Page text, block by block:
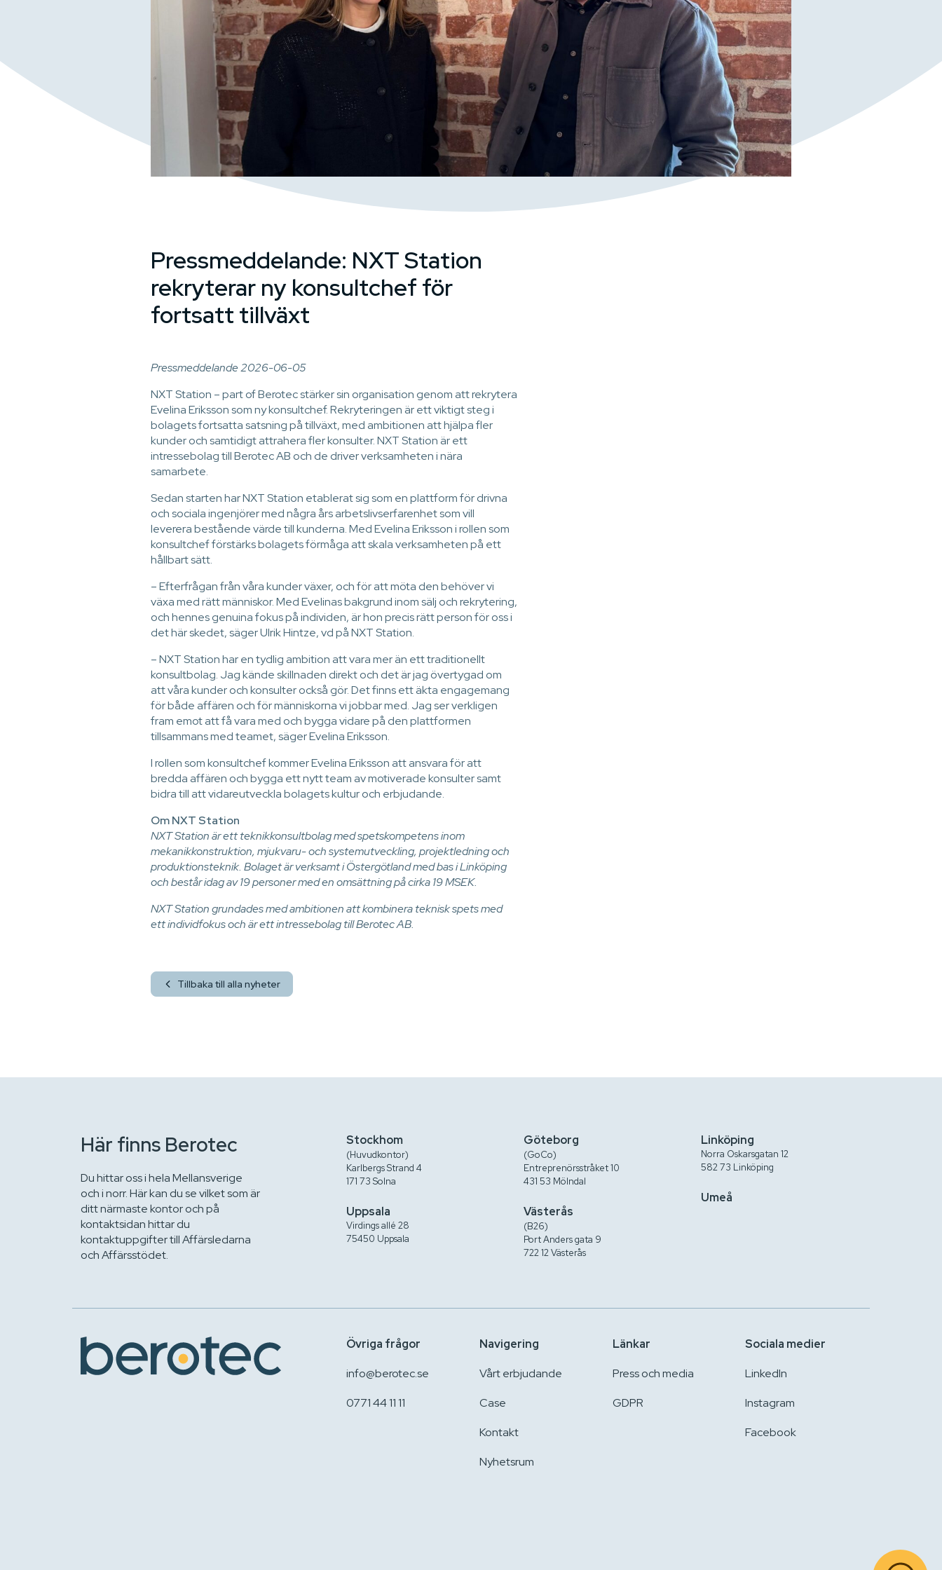
Pressmeddelande: NXT Station
rekryterar ny konsultchef för
fortsatt tillväxt
Pressmeddelande 2026-06-05
NXT Station – part of Berotec stärker sin organisation genom att rekrytera
Evelina Eriksson som ny konsultchef. Rekryteringen är ett viktigt steg i
bolagets fortsatta satsning på tillväxt, med ambitionen att hjälpa fler
kunder och samtidigt attrahera fler konsulter. NXT Station är ett
intressebolag till Berotec AB och de driver verksamheten i nära
samarbete.
Sedan starten har NXT Station etablerat sig som en plattform för drivna
och sociala ingenjörer med några års arbetslivserfarenhet som vill
leverera bestående värde till kunderna. Med Evelina Eriksson i rollen som
konsultchef förstärks bolagets förmåga att skala verksamheten på ett
hållbart sätt.
– Efterfrågan från våra kunder växer, och för att möta den behöver vi
växa med rätt människor. Med Evelinas bakgrund inom sälj och rekrytering,
och hennes genuina fokus på individen, är hon precis rätt person för oss i
det här skedet, säger Ulrik Hintze, vd på NXT Station.
– NXT Station har en tydlig ambition att vara mer än ett traditionellt
konsultbolag. Jag kände skillnaden direkt och det är jag övertygad om
att våra kunder och konsulter också gör. Det finns ett äkta engagemang
för både affären och för människorna vi jobbar med. Jag ser verkligen
fram emot att få vara med och bygga vidare på den plattformen
tillsammans med teamet, säger Evelina Eriksson.
I rollen som konsultchef kommer Evelina Eriksson att ansvara för att
bredda affären och bygga ett nytt team av motiverade konsulter samt
bidra till att vidareutveckla bolagets kultur och erbjudande.
Om NXT Station
NXT Station är ett teknikkonsultbolag med spetskompetens inom
mekanikkonstruktion, mjukvaru- och systemutveckling, projektledning och
produktionsteknik. Bolaget är verksamt i Östergötland med bas i Linköping
och består idag av 19 personer med en omsättning på cirka 19 MSEK.
NXT Station grundades med ambitionen att kombinera teknisk spets med
ett individfokus och är ett intressebolag till Berotec AB.
Tillbaka till alla nyheter
Här finns Berotec
Du hittar oss i hela Mellansverige
och i norr. Här kan du se vilket som är
ditt närmaste kontor och på
kontaktsidan hittar du
kontaktuppgifter till Affärsledarna
och Affärsstödet.
Stockhom
(Huvudkontor)
Karlbergs Strand 4
171 73 Solna
Uppsala
Virdings allé 28
75450 Uppsala
Göteborg
(GoCo)
Entreprenörsstråket 10
431 53 Mölndal
Västerås
(B26)
Port Anders gata 9
722 12 Västerås
Linköping
Norra Oskarsgatan 12
582 73 Linköping
Umeå
Övriga frågor
info@berotec.se
0771 44 11 11
Navigering
Vårt erbjudande
Case
Kontakt
Nyhetsrum
Länkar
Press och media
GDPR
Sociala medier
LinkedIn
Instagram
Facebook